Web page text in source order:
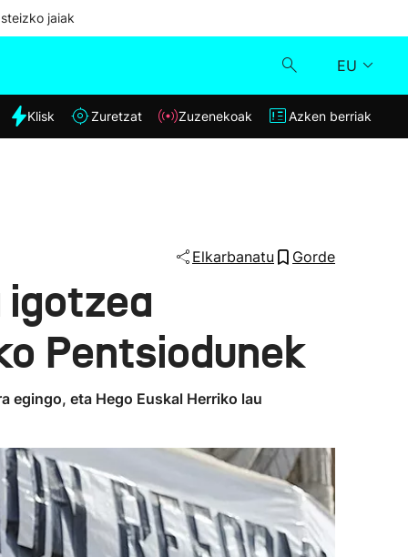
jaiak
EU
Klisk
Klisk Zuretzat Zuzenekoak Azken berriak
Elkarbanatu Gorde
Pentsiodunek
egingo, eta Hego Euskal Herriko lau